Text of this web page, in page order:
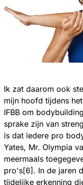
Ik zat daarom ook
mijn hoofd tijdens
IFBB om
sprake zijn van
is dat iedere pro
Yates, Mr. Olympia
meermaals
pro's[6]. In de jaren
tijdelijke erkenning